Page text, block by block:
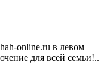
online.ru в левом
для всей семьи!..